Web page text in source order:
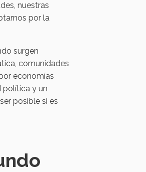
nuestras
por la
surgen
comunidades
economías
política y un
posible si es